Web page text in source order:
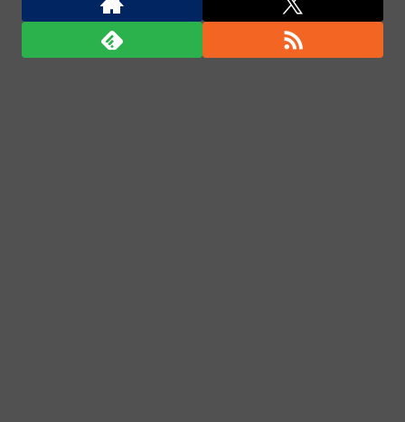
【動画】高速道路を走行中の車からリアガラスが飛ん
でくる事故(ﾟoﾟ)